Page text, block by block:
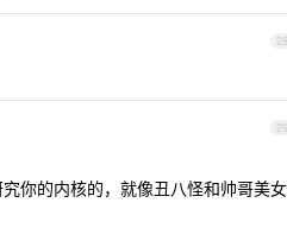
28
29
你的内核的，就像丑八怪和帅哥美女